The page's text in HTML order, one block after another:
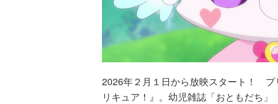
2026年２月１日から放映スタート！ プ
リキュア！』。幼児雑誌「おともだち